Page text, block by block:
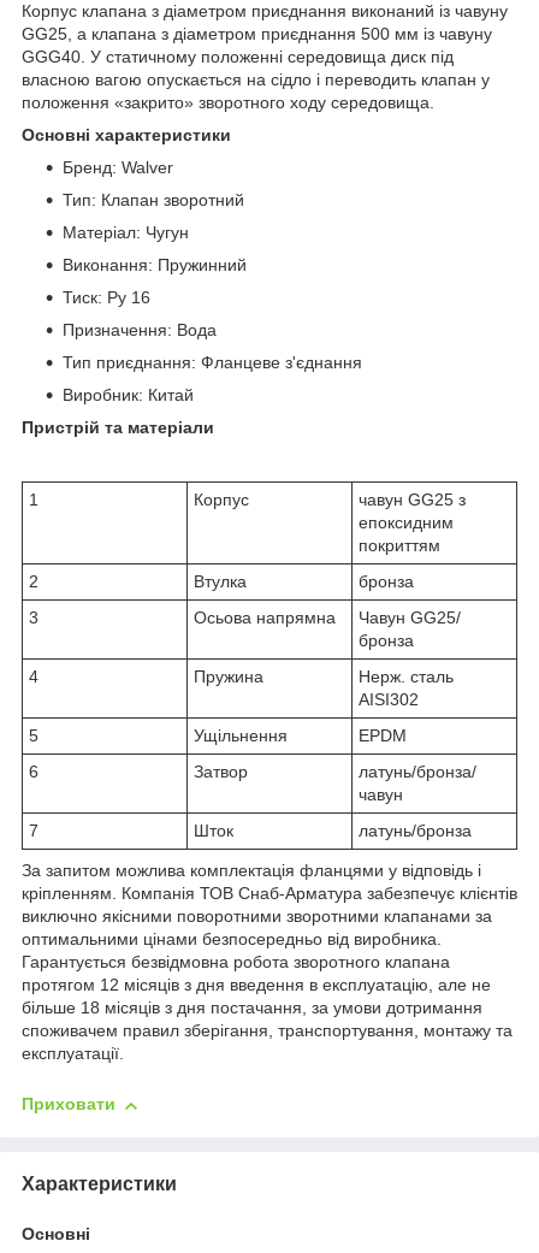
Корпус клапана з діаметром приєднання виконаний із чавуну
GG25, а клапана з діаметром приєднання 500 мм із чавуну
GGG40. У статичному положенні середовища диск під
власною вагою опускається на сідло і переводить клапан у
положення «закрито» зворотного ходу середовища.
Основні характеристики
Бренд: Walver
Тип: Клапан зворотний
Матеріал: Чугун
Виконання: Пружинний
Тиск: Ру 16
Призначення: Вода
Тип приєднання: Фланцеве з'єднання
Виробник: Китай
Пристрій та матеріали
1 Корпус
чавун GG25 з
епоксидним
покриттям
2
Втулка
бронза
3
Осьова напрямна
Чавун GG25/
бронза
4
Пружина
Нерж. сталь
AISI302
5
Ущільнення
EPDM
6
Затвор
латунь/бронза/
чавун
7
Шток латунь/бронза
За запитом можлива комплектація фланцями у відповідь і
кріпленням. Компанія ТОВ Снаб-Арматура забезпечує клієнтів
виключно якісними поворотними зворотними клапанами за
оптимальними цінами безпосередньо від виробника.
Гарантується безвідмовна робота зворотного клапана
протягом 12 місяців з дня введення в експлуатацію, але не
більше 18 місяців з дня постачання, за умови дотримання
споживачем правил зберігання, транспортування, монтажу та
експлуатації.
Приховати
Характеристики
Основні